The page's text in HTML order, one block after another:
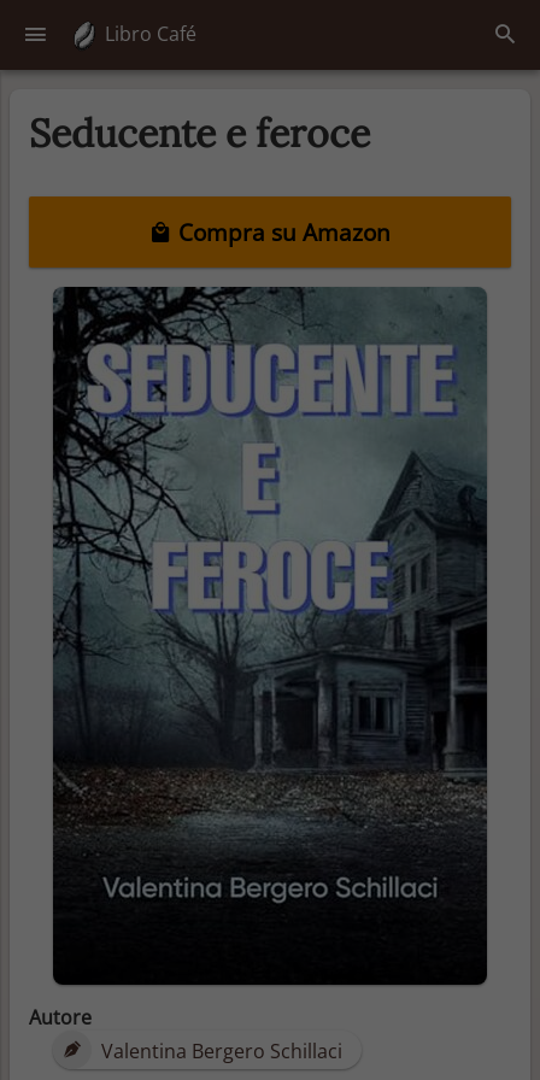
Libro Café
Seducente e feroce
Compra su Amazon
Autore
Valentina Bergero Schillaci